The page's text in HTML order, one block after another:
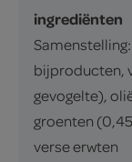
ingrediënten
bijproducten,
gevogelte),
groenten
verse erwten